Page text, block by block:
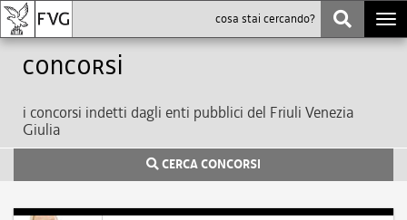
Concorsi
i concorsi indetti dagli enti pubblici del Friuli Venezia
Giulia
CERCA CONCORSI